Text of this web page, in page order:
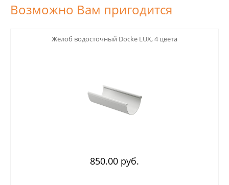
Возможно Вам пригодится
Жёлоб водосточный Docke LUX, 4 цвета
850.00 руб.